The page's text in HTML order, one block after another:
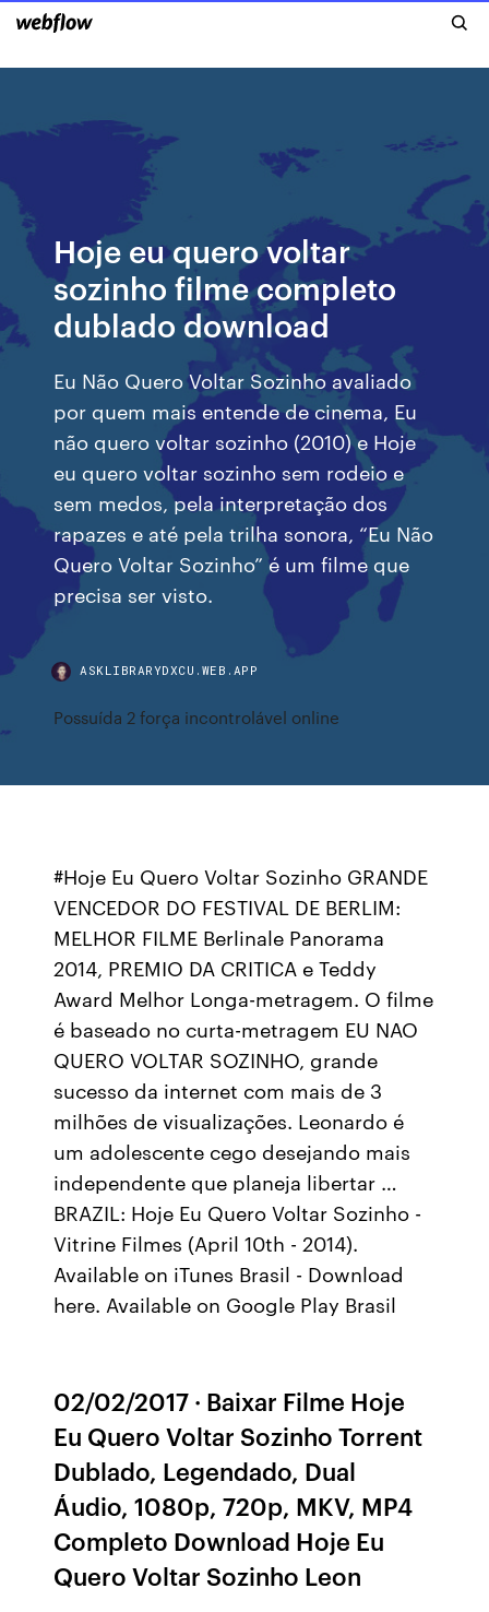
Hoje eu quero voltar
sozinho filme completo
dublado download
Eu Não Quero Voltar Sozinho avaliado
por quem mais entende de cinema, Eu
não quero voltar sozinho (2010) e Hoje
eu quero voltar sozinho sem rodeio e
sem medos, pela interpretação dos
rapazes e até pela trilha sonora, “Eu Não
Quero Voltar Sozinho” é um filme que
precisa ser visto.
ASKLIBRARYDXCU.WEB.APP
Possuída 2 força incontrolável online
#Hoje Eu Quero Voltar Sozinho GRANDE
VENCEDOR DO FESTIVAL DE BERLIM:
MELHOR FILME Berlinale Panorama
2014, PREMIO DA CRITICA e Teddy
Award Melhor Longa-metragem. O filme
é baseado no curta-metragem EU NAO
QUERO VOLTAR SOZINHO, grande
sucesso da internet com mais de 3
milhões de visualizações. Leonardo é
um adolescente cego desejando mais
independente que planeja libertar …
BRAZIL: Hoje Eu Quero Voltar Sozinho -
Vitrine Filmes (April 10th - 2014).
Available on iTunes Brasil - Download
here. Available on Google Play Brasil
02/02/2017 · Baixar Filme Hoje
Eu Quero Voltar Sozinho Torrent
Dublado, Legendado, Dual
Áudio, 1080p, 720p, MKV, MP4
Completo Download Hoje Eu
Quero Voltar Sozinho Leon